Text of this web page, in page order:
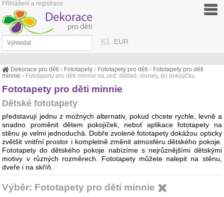
Dekorace pro děti › Fototapety › Fototapety pro děti › Fototapety pro děti
minnie › Fototapety pro děti minnie na zeď, dětské, disney, do pokojíčku
Fototapety pro děti minnie
Dětské fototapety
představují jednu z možných alternativ, pokud chcete rychle, levně a
snadno proměnit dětem pokojíček, neboť aplikace fototapety na
stěnu je velmi jednoduchá. Dobře zvolené fototapety dokážou opticky
zvětšit vnitřní prostor i kompletně změnit atmosféru dětského pokoje.
Fototapety do dětského pokoje nabízíme s nejrůznějšími dětskými
motivy v různých rozměrech. Fototapety můžete nalepit na stěnu,
dveře i na skříň.
Výběr: Fototapety pro děti minnie
Kč EUR
Přihlášení a registrace